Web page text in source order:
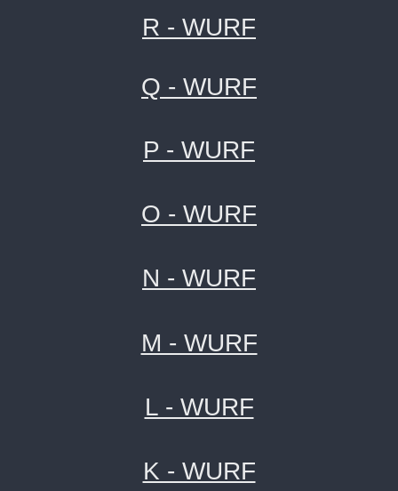
R - WURF
Q - WURF
P - WURF
O - WURF
N - WURF
M - WURF
L - WURF
K - WURF